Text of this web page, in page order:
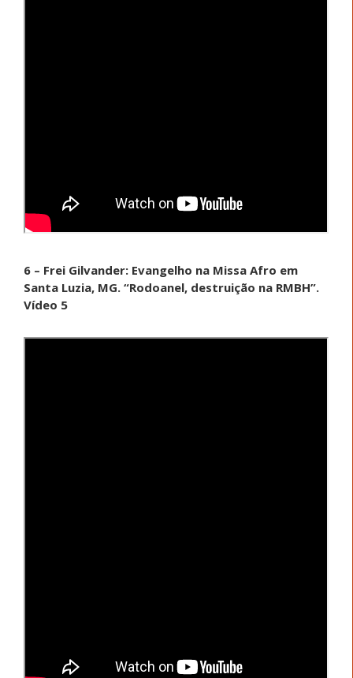
6 – Frei Gilvander: Evangelho na Missa Afro em
Santa Luzia, MG. “Rodoanel, destruição na RMBH”.
Vídeo 5